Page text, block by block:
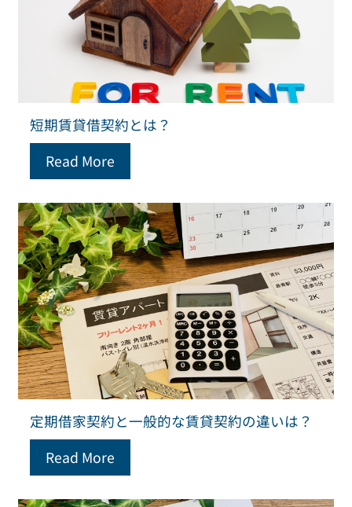
短期賃貸借契約とは？
Read More
定期借家契約と一般的な賃貸契約の違いは？
Read More